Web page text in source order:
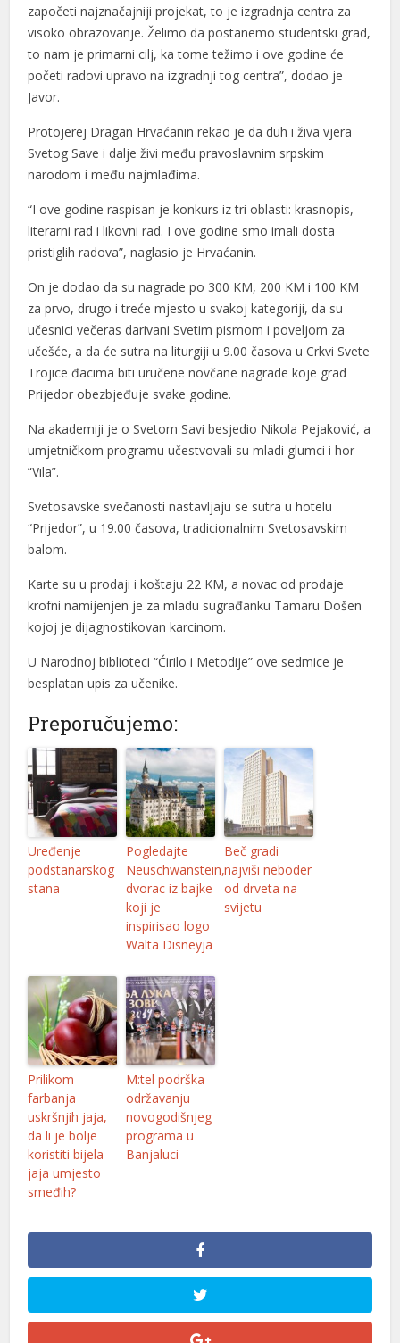
započeti najznačajniji projekat, to je izgradnja centra za
visoko obrazovanje. Želimo da postanemo studentski grad,
to nam je primarni cilj, ka tome težimo i ove godine će
početi radovi upravo na izgradnji tog centra”, dodao je
Javor.
Protojerej Dragan Hrvaćanin rekao je da duh i živa vjera
Svetog Save i dalje živi među pravoslavnim srpskim
narodom i među najmlađima.
“I ove godine raspisan je konkurs iz tri oblasti: krasnopis,
literarni rad i likovni rad. I ove godine smo imali dosta
pristiglih radova”, naglasio je Hrvaćanin.
On je dodao da su nagrade po 300 KM, 200 KM i 100 KM
za prvo, drugo i treće mjesto u svakoj kategoriji, da su
učesnici večeras darivani Svetim pismom i poveljom za
učešće, a da će sutra na liturgiji u 9.00 časova u Crkvi Svete
Trojice đacima biti uručene novčane nagrade koje grad
Prijedor obezbjeđuje svake godine.
Na akademiji je o Svetom Savi besjedio Nikola Pejaković, a
umjetničkom programu učestvovali su mladi glumci i hor
“Vila”.
Svetosavske svečanosti nastavljaju se sutra u hotelu
“Prijedor”, u 19.00 časova, tradicionalnim Svetosavskim
balom.
Karte su u prodaji i koštaju 22 KM, a novac od prodaje
krofni namijenjen je za mladu sugrađanku Tamaru Došen
kojoj je dijagnostikovan karcinom.
U Narodnoj biblioteci “Ćirilo i Metodije” ove sedmice je
besplatan upis za učenike.
Preporučujemo:
Uređenje
podstanarskog
stana
Pogledajte
Neuschwanstein,
dvorac iz bajke
koji je
inspirisao logo
Walta Disneyja
Beč gradi
najviši neboder
od drveta na
svijetu
Prilikom
farbanja
uskršnjih jaja,
da li je bolje
koristiti bijela
jaja umjesto
smeđih?
M:tel podrška
održavanju
novogodišnjeg
programa u
Banjaluci